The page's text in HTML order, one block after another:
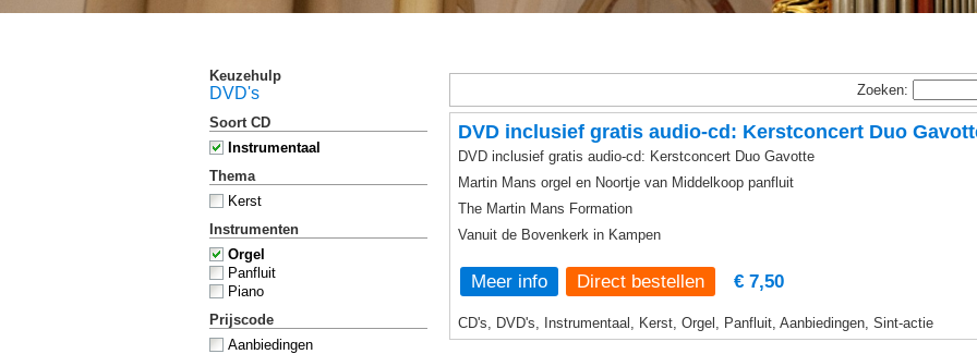
Keuzehulp
DVD's
Soort CD
Instrumentaal
Thema
Kerst
Instrumenten
Orgel
Panfluit
Piano
Prijscode
Aanbiedingen
Zoeken:
DVD inclusief gratis audio-cd: Kerstconcert Duo
DVD inclusief gratis audio-cd: Kerstconcert Duo Gavotte
Martin Mans orgel en Noortje van Middelkoop panfluit
The Martin Mans Formation
Vanuit de Bovenkerk in Kampen
Meer info € 7,50
CD's, DVD's, Instrumentaal, Kerst, Orgel, Panfluit, Aanbiedingen, Sint-actie